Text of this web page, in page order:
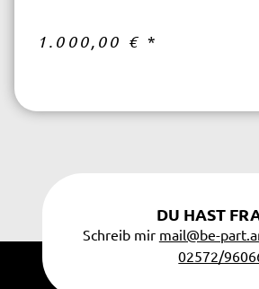
1.000,00 € *
DU HAST
Schreib mir mail@be-
02572/